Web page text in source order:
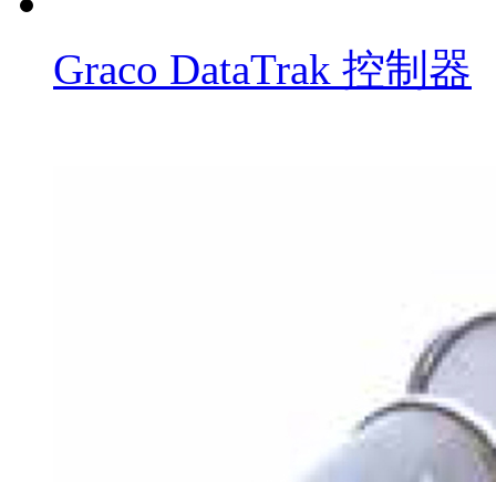
Graco DataTrak 控制器